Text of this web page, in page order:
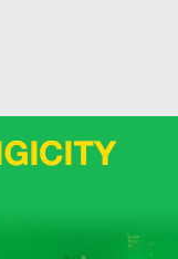
Kim loại phủ sơn tĩnh điện
Khay kính chịu lực